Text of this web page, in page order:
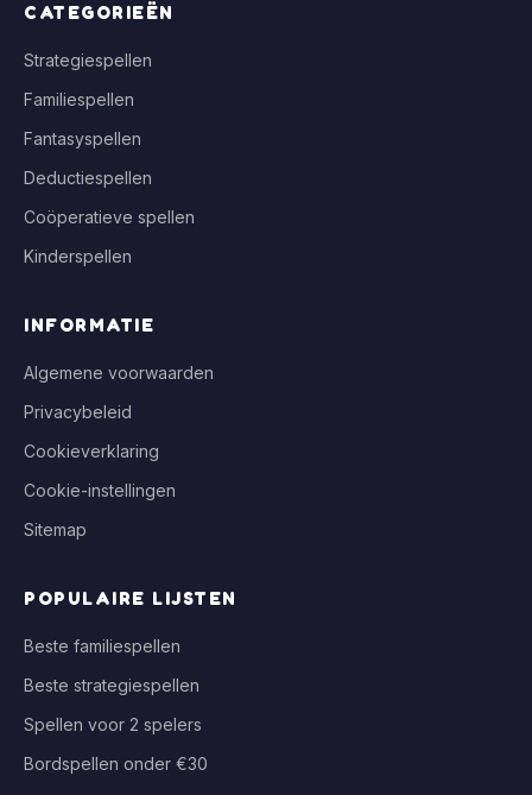
CATEGORIEËN
Strategiespellen
Familiespellen
Fantasyspellen
Deductiespellen
Coöperatieve spellen
Kinderspellen
INFORMATIE
Algemene voorwaarden
Privacybeleid
Cookieverklaring
Cookie-instellingen
Sitemap
POPULAIRE LIJSTEN
Beste familiespellen
Beste strategiespellen
Spellen voor 2 spelers
Bordspellen onder €30